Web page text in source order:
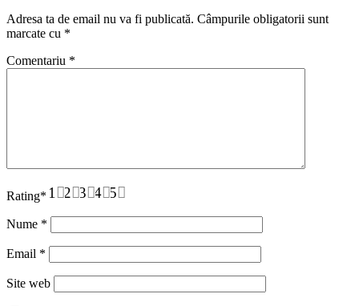
Adresa ta de email nu va fi publicată. Câmpurile obligatorii sunt
marcate cu *
Comentariu *
Rating* 5
4
3
2
1
Nume *
Email *
Site web